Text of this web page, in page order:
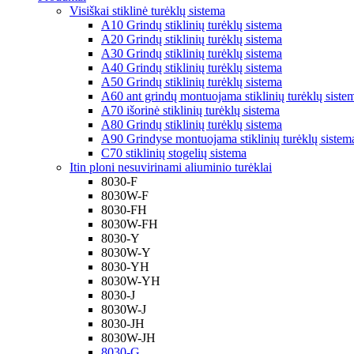
Visiškai stiklinė turėklų sistema
A10 Grindų stiklinių turėklų sistema
A20 Grindų stiklinių turėklų sistema
A30 Grindų stiklinių turėklų sistema
A40 Grindų stiklinių turėklų sistema
A50 Grindų stiklinių turėklų sistema
A60 ant grindų montuojama stiklinių turėklų
A70 išorinė stiklinių turėklų sistema
A80 Grindų stiklinių turėklų sistema
A90 Grindyse montuojama stiklinių turėklų
C70 stiklinių stogelių sistema
Itin ploni nesuvirinami aliuminio turėklai
8030-F
8030W-F
8030-FH
8030W-FH
8030-Y
8030W-Y
8030-YH
8030W-YH
8030-J
8030W-J
8030-JH
8030W-JH